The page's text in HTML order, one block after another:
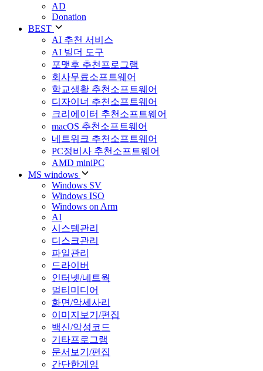
AD
Donation
BEST
AI 추천 서비스
AI 빌더 도구
포맷후 추천프로그램
회사무료소프트웨어
학교생활 추천소프트웨어
디자이너 추천소프트웨어
크리에이터 추천소프트웨어
macOS 추천소프트웨어
네트워크 추천소프트웨어
PC정비사 추천소프트웨어
AMD miniPC
MS windows
Windows SV
Windows ISO
Windows on Arm
AI
시스템관리
디스크관리
파일관리
드라이버
인터넷/네트웍
멀티미디어
화면/악세사리
이미지보기/편집
백신/악성코드
기타프로그램
문서보기/편집
간단한게임